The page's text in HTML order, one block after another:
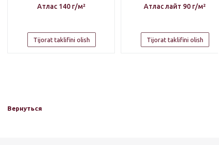
Атлас 140 г/м²
Tijorat taklifini olish
Атлас лайт 90 г/м²
Tijorat taklifini olish
Вернуться